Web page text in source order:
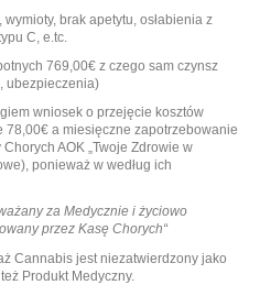
brak apetytu, osłabienia z
C, e.tc.
769,00€ z czego sam czynsz
ubezpieczenia)
wniosek o przejęcie kosztów
78,00€ a miesięczne zapotrzebowanie
AOK „Twoje Zdrowie w
ponieważ w według ich
za Medycznie i życiowo
przez Kasę Chorych“
Cannabis jest niezatwierdzony jako
Produkt Medyczny.